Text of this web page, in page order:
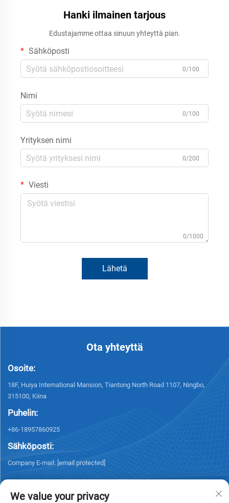
Hanki ilmainen tarjous
Edustajamme ottaa sinuun yhteyttä pian.
Sähköposti
0/100
Nimi
0/100
Yrityksen nimi
0/200
Viesti
0/1000
Lähetä
Ota yhteyttä
Osoite:
18F, Huiya International Mansion, Tiantong North Road 1107, Ningbo,
315100, Kiina
Puhelin:
+86-18957860925
Sähköposti:
Company E-mail: [email protected]
We value your privacy